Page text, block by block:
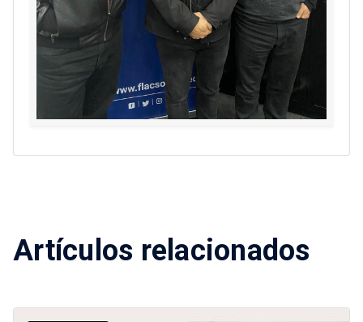
Artículos relacionados